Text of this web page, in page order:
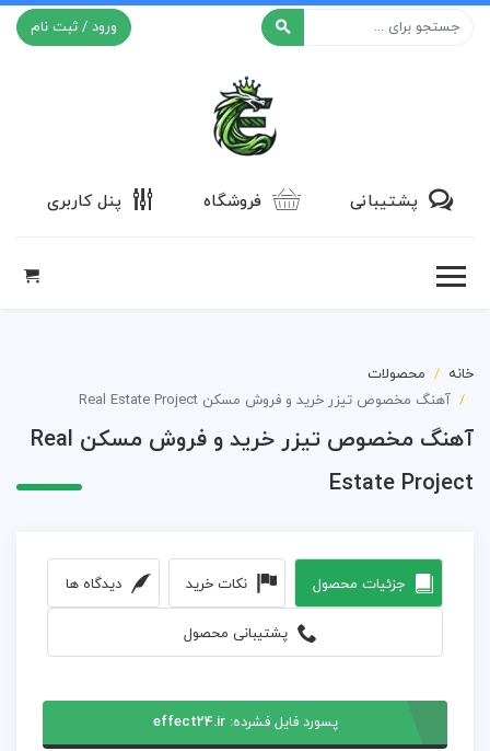
ورود / ثبت نام
پشتیبانی فروشگاه پنل کاربری
خانه
محصولات
آهنگ مخصوص تیزر خرید و فروش مسکن Real Estate Project
آهنگ مخصوص تیزر خرید و فروش مسکن Real
Estate Project
جزئیات محصول نکات خرید دیدگاه ها
پشتیبانی محصول
پسورد فایل فشرده:effect24.ir